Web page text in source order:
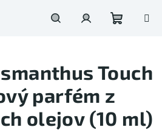
košík
Touch
parfém z
olejov (10 ml)